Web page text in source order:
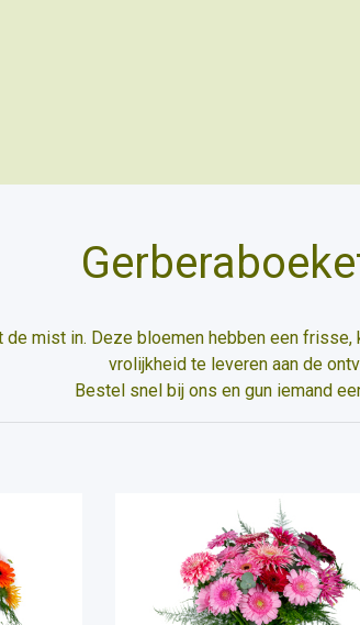
de mist in. Deze bloemen hebben een
vrolijkheid te leveren aan de
Bestel snel bij ons en gun iemand